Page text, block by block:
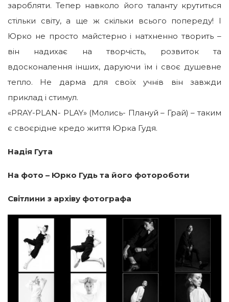
заробляти. Тепер навколо його таланту крутиться
стільки світу, а ще ж скільки всього попереду! І
Юрко не просто майстерно і натхненно творить –
він надихає на творчість, розвиток та
вдосконалення інших, даруючи їм і своє душевне
тепло. Не дарма для своїх учнів він завжди
приклад і стимул.
«PRAY-PLAN- PLAY» (Молись- Плануй – Грай) – таким
є своєрідне кредо життя Юрка Гудя.
Надія Гута
На фото – Юрко Гудь та його фотороботи
Світлини з архіву фотографа